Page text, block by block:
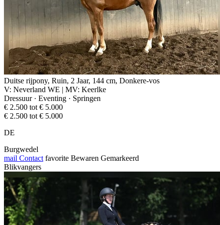
Duitse rijpony, Ruin, 2 Jaar, 144 cm, Donkere-vos
V: Neverland WE | MV: Keerlke
Dressuur · Eventing · Springen
€ 2.500 tot € 5.000
€ 2.500 tot € 5.000
DE
Burgwedel
mail Contact favorite Bewaren Gemarkeerd
Blikvangers